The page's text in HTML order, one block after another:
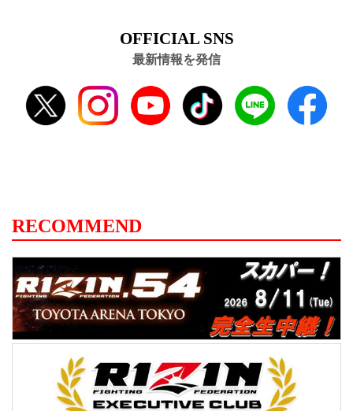
OFFICIAL SNS
最新情報を発信
RECOMMEND